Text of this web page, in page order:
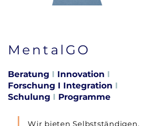
MentalGO
Beratung I Innovation I
Forschung I Integration I
Schulung I Programme
Wir bieten Selbstständigen,